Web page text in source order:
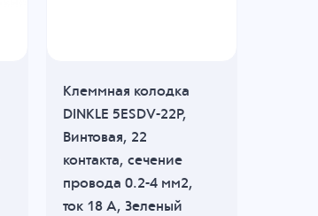
Клеммная колодка
DINKLE 5ESDV-22P,
Винтовая, 22
контакта, сечение
провода 0.2-4 мм2,
ток 18 A, Зеленый